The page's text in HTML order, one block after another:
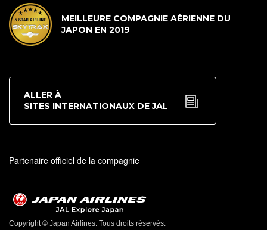
MEILLEURE COMPAGNIE AÉRIENNE DU
JAPON EN 2019
ALLER À
SITES INTERNATIONAUX DE JAL
Partenaire officiel de la compagnie
Copyright © Japan Airlines. Tous droits réservés.